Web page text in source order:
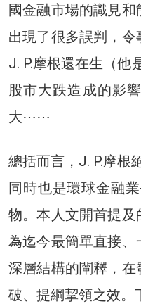
國金融市場的識見和
出現了很多誤判，
J. P.摩根還在生（他
股市大跌造成的影
大⋯⋯
總括而言，J. P.摩
同時也是環球金融
物。本人文開首提
為迄今最簡單直接
深層結構的闡釋，
破、提綱挈領之效。